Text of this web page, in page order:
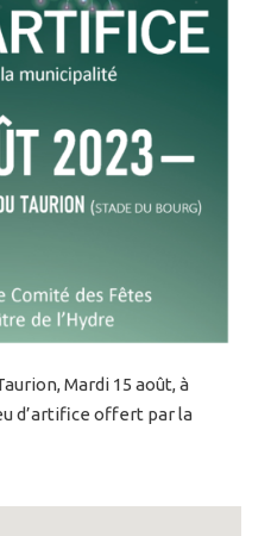
Mardi 15 août, à
d’artifice offert par la